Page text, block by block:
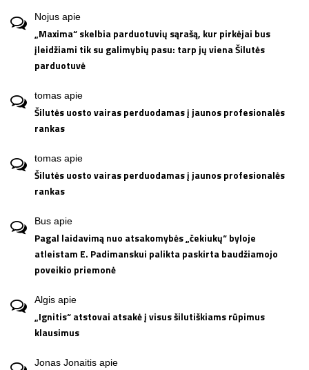
Nojus apie
„Maxima“ skelbia parduotuvių sąrašą, kur pirkėjai bus
įleidžiami tik su galimybių pasu: tarp jų viena Šilutės
parduotuvė
tomas apie
Šilutės uosto vairas perduodamas į jaunos profesionalės
rankas
tomas apie
Šilutės uosto vairas perduodamas į jaunos profesionalės
rankas
Bus apie
Pagal laidavimą nuo atsakomybės „čekiukų“ byloje
atleistam E. Padimanskui palikta paskirta baudžiamojo
poveikio priemonė
Algis apie
„Ignitis“ atstovai atsakė į visus šilutiškiams rūpimus
klausimus
Jonas Jonaitis apie